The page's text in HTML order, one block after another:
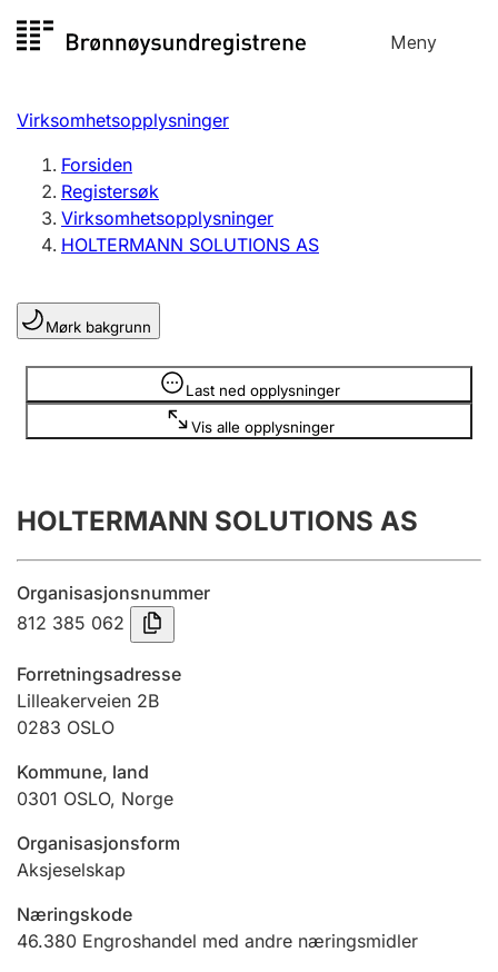
til
Meny
Registersøk
Aksjeselskap
Enkeltpersonforetak
Registrere, endre, slette
Lag og forening
Registrere, endre, slette
Årsregnskap
Innsending og forsinkelsesgebyr
Tinglysing
Jeger
Ektepaktveileder
Offentlig sektor
Virksomhetsopplysninger
Forsiden
Registersøk
Virksomhetsopplysninger
HOLTERMANN SOLUTIONS AS
Mørk bakgrunn
Last ned opplysninger
Vis alle opplysninger
Opplysninger er skjult
HOLTERMANN SOLUTIONS AS
Organisasjonsnummer
812 385 062
Forretningsadresse
Lilleakerveien 2B
0283 OSLO
Kommune, land
0301 OSLO, Norge
Organisasjonsform
Aksjeselskap
Næringskode
46.380 Engroshandel med andre næringsmidler